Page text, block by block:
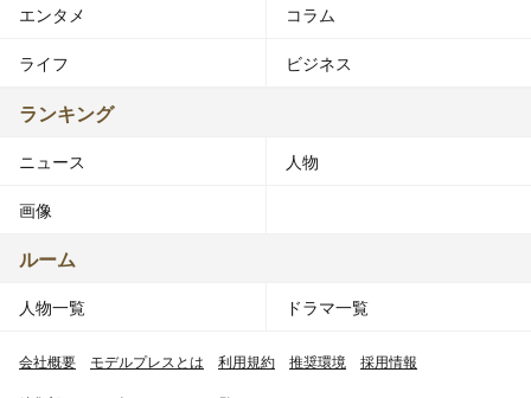
エンタメ コラム
ライフ ビジネス
ランキング
ニュース 人物
画像
ルーム
人物一覧 ドラマ一覧
会社概要 モデルプレスとは 利用規約 推奨環境 採用情報